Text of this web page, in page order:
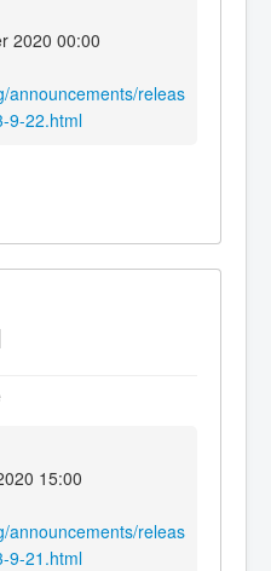
2020 00:00
announcements/releas
9-22.html
15:00
announcements/releas
9-21.html